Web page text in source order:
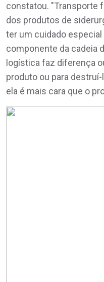
constatou. "Transporte
dos produtos de
ter um cuidado
componente da cadeia
logística faz diferença
produto ou para
ela é mais cara que o